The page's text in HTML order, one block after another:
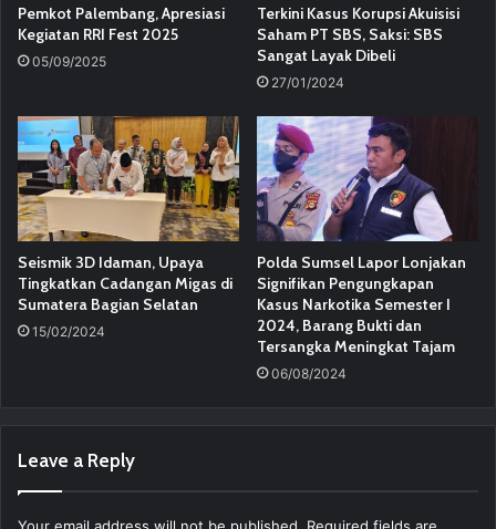
Pemkot Palembang, Apresiasi
Kegiatan RRI Fest 2025
05/09/2025
Terkini Kasus Korupsi Akuisisi
Saham PT SBS, Saksi: SBS
Sangat Layak Dibeli
27/01/2024
Seismik 3D Idaman, Upaya
Tingkatkan Cadangan Migas di
Sumatera Bagian Selatan
15/02/2024
Polda Sumsel Lapor Lonjakan
Signifikan Pengungkapan
Kasus Narkotika Semester I
2024, Barang Bukti dan
Tersangka Meningkat Tajam
06/08/2024
Leave a Reply
Your email address will not be published. Required fields are